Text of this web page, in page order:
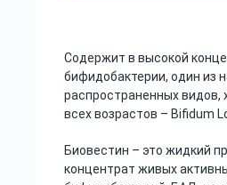
Содержит в высокой
бифидобактерии, один из
распространенных видов,
всех возрастов – Bifidum
Биовестин – это жидкий
концентрат живых